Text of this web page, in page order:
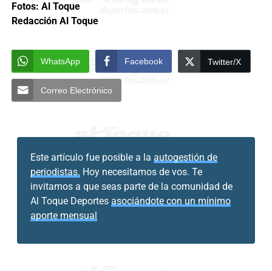
Fotos: Al Toque
Redacción Al Toque
WhatsApp Facebook Twitter/X
Correo Electrónico
Este artículo fue posible a la autogestión de
periodistas. Hoy necesitamos de vos. Te
invitamos a que seas parte de la comunidad de
Al Toque Deportes asociándote con un mínimo
aporte mensual